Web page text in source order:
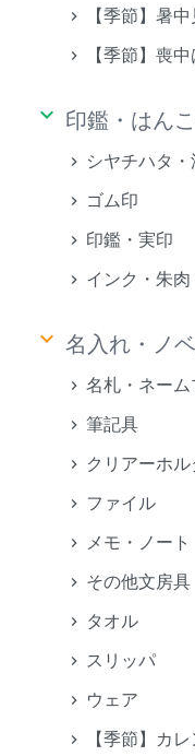
【季節】暑
【季節】喪
keyboard_arrow_down 印鑑・はん
シヤチハタ・
ゴム印
印鑑・実印
インク・朱
keyboard_arrow_down 名入れ・ノ
名札・ネーム
筆記具
クリアーホル
ファイル
メモ・ノート
その他文房具
タオル
スリッパ
ウェア
【季節】カ